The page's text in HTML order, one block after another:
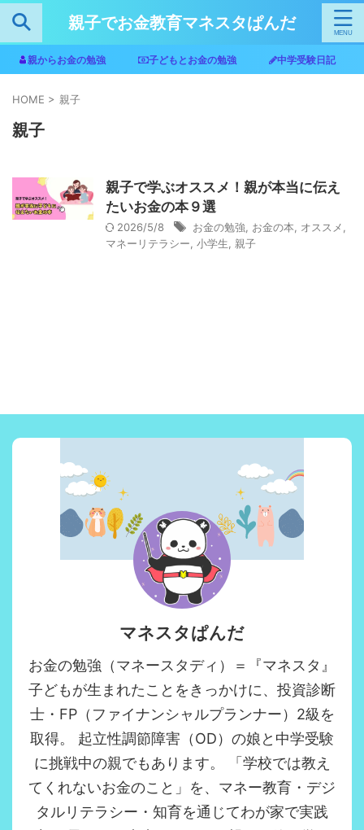
親子でお金教育マネスタぱんだ
親からお金の勉強 子どもとお金の勉強 中学受験日記
HOME > 親子
親子
親子で学ぶオススメ！親が本当に伝え
たいお金の本９選
2026/5/8 お金の勉強 お金の本 オススメ
マネーリテラシー 小学生 親子
マネスタぱんだ
お金の勉強（マネースタディ）＝『マネスタ』
子どもが生まれたことをきっかけに、投資診断
士・FP（ファイナンシャルプランナー）2級を
取得。 起立性調節障害（OD）の娘と中学受験
に挑戦中の親でもあります。 「学校では教え
てくれないお金のこと」を、マネー教育・デジ
タルリテラシー・知育を通じてわが家で実践